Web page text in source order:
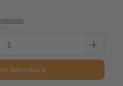
Warenkorb